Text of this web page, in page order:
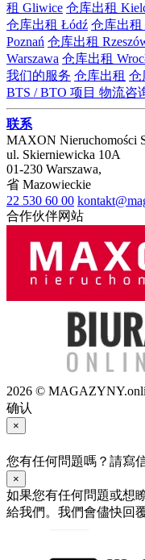
租 Gliwice 仓库出租
仓库出租 Łódź 仓库出租
Poznań 仓库出租
Warszawa 仓库出租
我们的服务 仓库出租 仓
BTS / BTO 项目 物流咨
联系
MAXON Nieruchomości
ul. Skierniewicka 10A
01-230 Warszawa,
省 Mazowieckie
22 530 60 00
合作伙伴网站
2026 ©
确认
×
您有任何問題嗎？請寫
×
如果您有任何問題或想
給我們。我們會儘快回覆